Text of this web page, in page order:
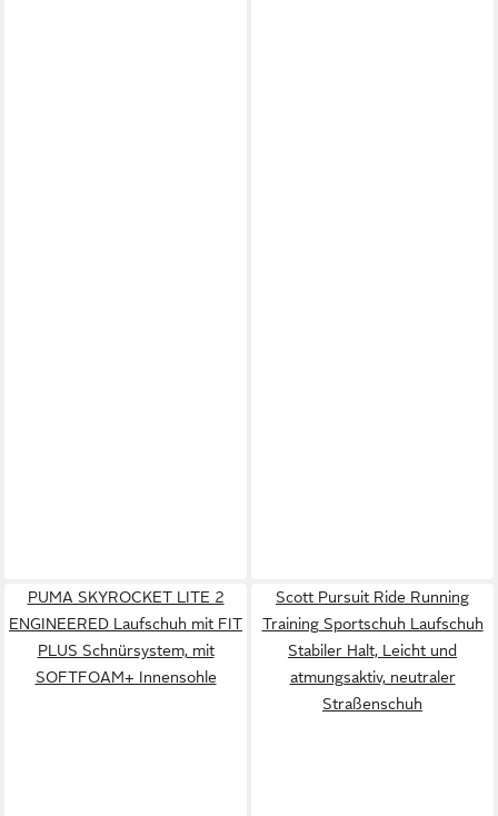
PUMA SKYROCKET LITE 2
ENGINEERED Laufschuh mit FIT
PLUS Schnürsystem, mit
SOFTFOAM+ Innensohle
Scott Pursuit Ride Running
Training Sportschuh Laufschuh
Stabiler Halt, Leicht und
atmungsaktiv, neutraler
Straßenschuh